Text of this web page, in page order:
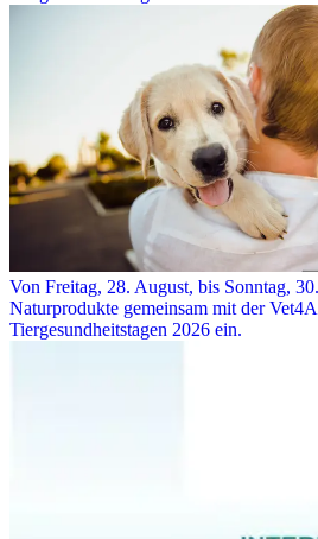
Von Freitag, 28. August, bis Sonntag,
Naturprodukte gemeinsam mit der
Tiergesundheitstagen 2026 ein.